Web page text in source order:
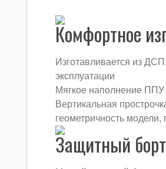
Комфортное
Изготавливается из
эксплуатации
Мягкое наполнение ППУ
Вертикальная
геометричность
Защитный